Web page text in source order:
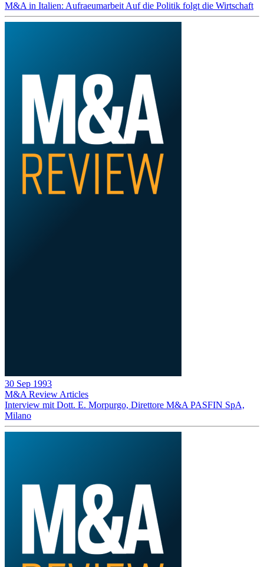
M&A in Italien: Aufraeumarbeit Auf die Politik folgt die Wirtschaft
30 Sep 1993
M&A Review Articles
Interview mit Dott. E. Morpurgo, Direttore M&A PASFIN SpA,
Milano